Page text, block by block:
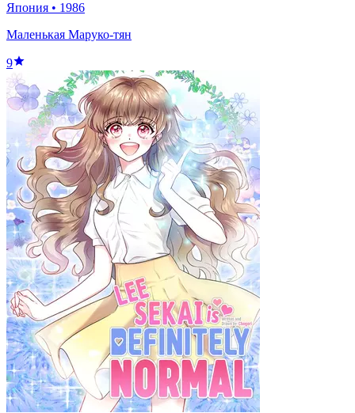
Япония • 1986
Маленькая Маруко-тян
9